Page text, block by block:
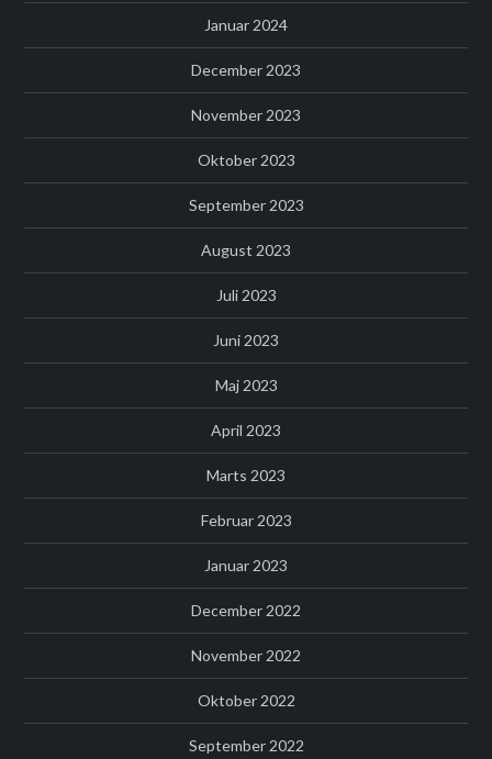
Januar 2024
December 2023
November 2023
Oktober 2023
September 2023
August 2023
Juli 2023
Juni 2023
Maj 2023
April 2023
Marts 2023
Februar 2023
Januar 2023
December 2022
November 2022
Oktober 2022
September 2022